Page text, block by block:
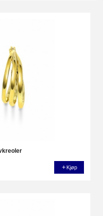
Kjøp